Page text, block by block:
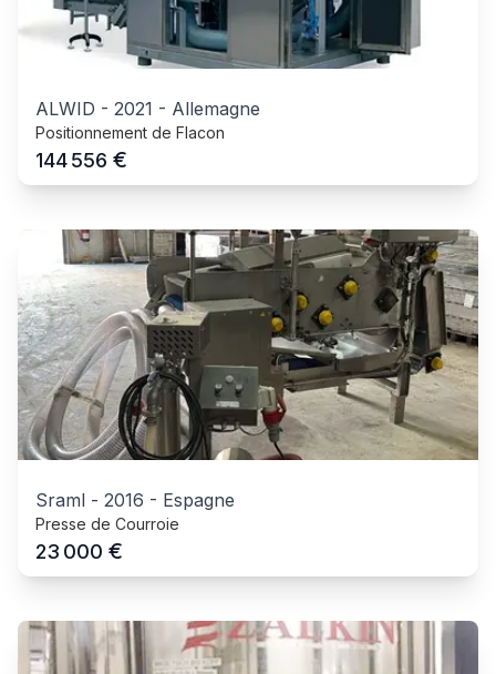
ALWID - 2021 - Allemagne
Positionnement de Flacon
144 556 €
Sraml - 2016 - Espagne
Presse de Courroie
23 000 €